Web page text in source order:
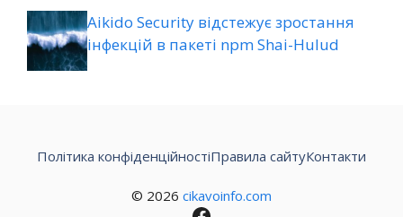
Aikido Security відстежує зростання
інфекцій в пакеті npm Shai-Hulud
© 2026 cikavoinfo.com
Політика конфіденційностіПравила сайтуКонтакти